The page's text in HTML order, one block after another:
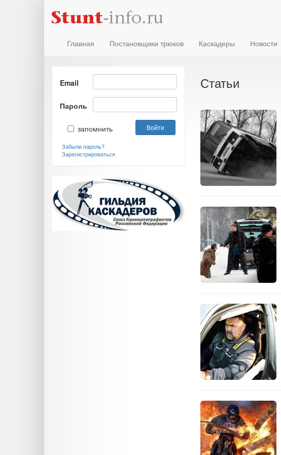
Главная Постановщики трюков Каскадеры Новости
Email
Пароль
запомнить
Забыли пароль?
Зарегистрироваться
Статьи